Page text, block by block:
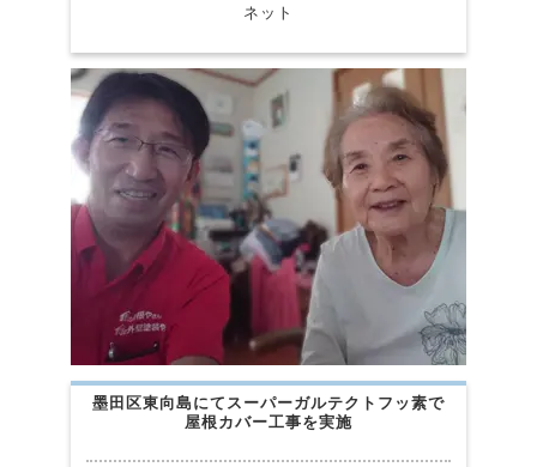
ネット
墨田区東向島にてスーパーガルテクトフッ素で
屋根カバー工事を実施